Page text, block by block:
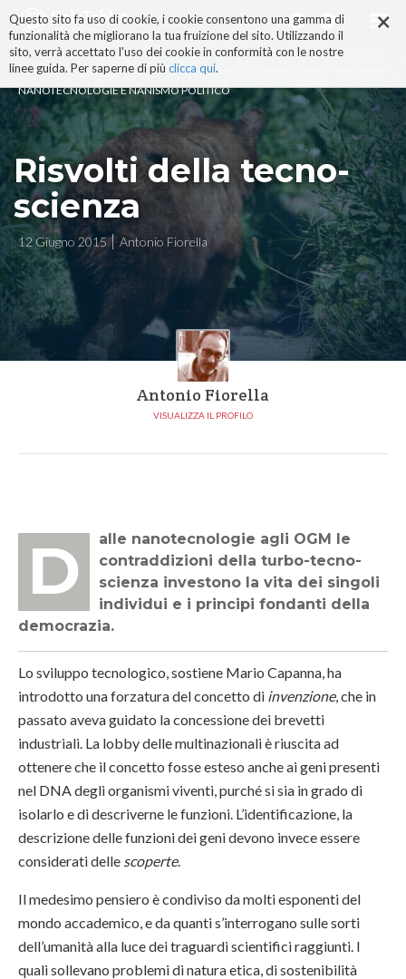
×
Questo sito fa uso di cookie, i cookie consentono una gamma di
funzionalità che migliorano la tua fruizione del sito. Utilizzando il
sito, verrà accettato l'uso dei cookie in conformità con le nostre
linee guida. Per saperne di più clicca qui.
ai
contenuti.
|
alla
navigazione
NANOTECNOLOGIE E NANISMO POLITICO
Risvolti della tecno-
scienza
12 Giugno 2015 Antonio Fiorella
Antonio Fiorella
VISUALIZZA IL PROFILO
Dalle nanotecnologie agli OGM le
contraddizioni della turbo-tecno-
scienza investono la vita dei singoli
individui e i principi fondanti della
democrazia.
Lo sviluppo tecnologico, sostiene Mario Capanna, ha
introdotto una forzatura del concetto di invenzione, che in
passato aveva guidato la concessione dei brevetti
industriali. La lobby delle multinazionali è riuscita ad
ottenere che il concetto fosse esteso anche ai geni presenti
nel DNA degli organismi viventi, purché si sia in grado di
isolarlo e di descriverne le funzioni. L’identificazione, la
descrizione delle funzioni dei geni devono invece essere
considerati delle scoperte.
Il medesimo pensiero è condiviso da molti esponenti del
mondo accademico, e da quanti s’interrogano sulle sorti
dell’umanità alla luce dei traguardi scientifici raggiunti. I
quali sollevano problemi di natura etica, di sostenibilità